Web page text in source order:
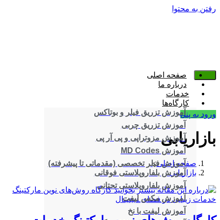
رفتن به محتوا
صفحه اصلی
درباره ما
خدمات
کارگاه‌ها
آموزش تزریق فیلر و بوتاکس
آموزش تزریق چربی
آموزش مزوتراپی و پی آر پی
آموزش MD Codes
آموزش فیلر تخصصی (مقدماتی تا پیشرفته)
آموزش بلفاروپلاستی فوقانی
آموزش بلفاروپلاستی تحتانی
آموزش مکس لیفت
آموزش لیفت با نخ
ورود به پنل
بازاریابی
صفحه اصلی>
بازاریابی